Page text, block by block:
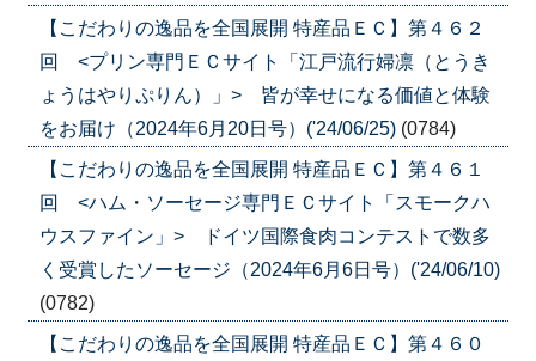
【こだわりの逸品を全国展開 特産品ＥＣ】第４６２
回 <プリン専門ＥＣサイト「江戸流行婦凛（とうき
ょうはやりぷりん）」> 皆が幸せになる価値と体験
をお届け（2024年6月20日号）('24/06/25) (0784)
【こだわりの逸品を全国展開 特産品ＥＣ】第４６１
回 <ハム・ソーセージ専門ＥＣサイト「スモークハ
ウスファイン」> ドイツ国際食肉コンテストで数多
く受賞したソーセージ（2024年6月6日号）('24/06/10)
(0782)
【こだわりの逸品を全国展開 特産品ＥＣ】第４６０